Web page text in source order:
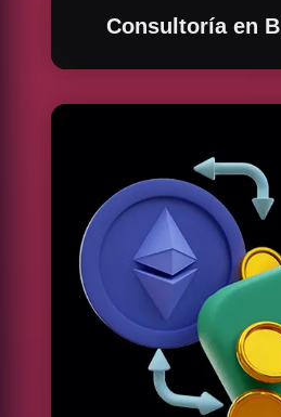
Consultoría en
para integrar esta